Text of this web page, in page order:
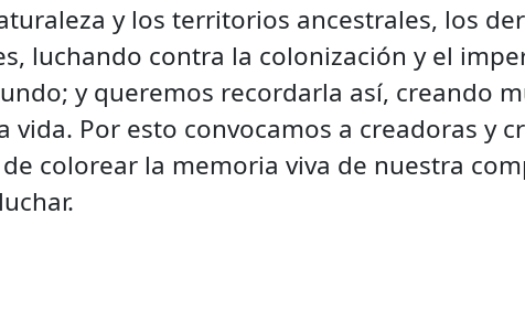
y los territorios ancestrales, los
luchando contra la colonización y el
y queremos recordarla así, creando
Por esto convocamos a creadoras y
colorear la memoria viva de nuestra